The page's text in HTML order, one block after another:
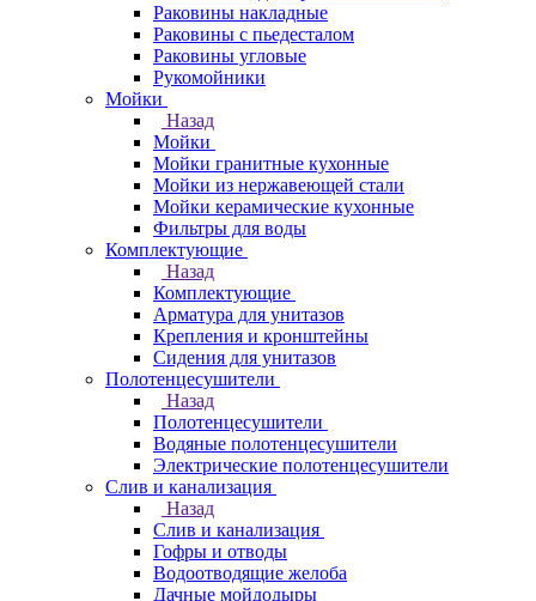
Раковины накладные
Раковины с пьедесталом
Раковины угловые
Рукомойники
Мойки
Назад
Мойки
Мойки гранитные кухонные
Мойки из нержавеющей стали
Мойки керамические кухонные
Фильтры для воды
Комплектующие
Назад
Комплектующие
Арматура для унитазов
Крепления и кронштейны
Сидения для унитазов
Полотенцесушители
Назад
Полотенцесушители
Водяные полотенцесушители
Электрические полотенцесушители
Слив и канализация
Назад
Слив и канализация
Гофры и отводы
Водоотводящие желоба
Дачные мойдодыры